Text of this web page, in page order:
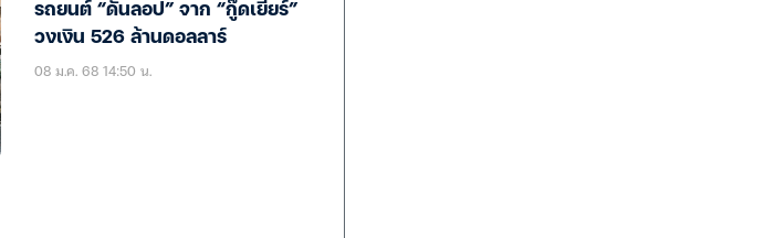
รถยนต์ “ดันลอป” จาก “กู๊ดเยียร์”
วงเงิน 526 ล้านดอลลาร์
08 ม.ค. 68 14:50 น.